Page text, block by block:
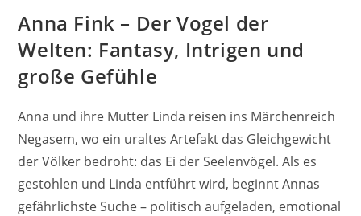
Anna Fink – Der Vogel der
Welten: Fantasy, Intrigen und
große Gefühle
Anna und ihre Mutter Linda reisen ins Märchenreich
Negasem, wo ein uraltes Artefakt das Gleichgewicht
der Völker bedroht: das Ei der Seelenvögel. Als es
gestohlen und Linda entführt wird, beginnt Annas
gefährlichste Suche – politisch aufgeladen, emotional